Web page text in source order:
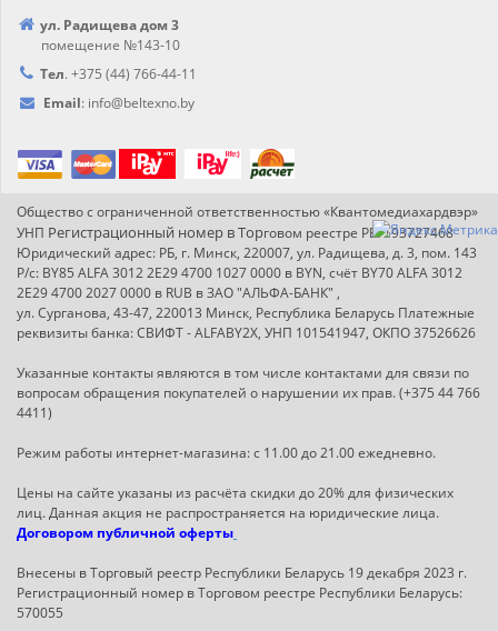
ул. Радищева дом 3
помещение №143-10
Тел. +375 (44) 766-44-11
Email: info@beltexno.by
Общество с ограниченной ответственностью «Квантомедиахардвэр»
УНП Регистрационный номер в Торговом реестре РБ: 193727468
Юридический адрес: РБ, г. Минск, 220007, ул. Радищева, д. 3, пом. 143
Р/с: BY85 ALFA 3012 2E29 4700 1027 0000 в BYN, счёт BY70 ALFA 3012
2E29 4700 2027 0000 в RUB в ЗАО "АЛЬФА-БАНК" ,
ул. Сурганова, 43-47, 220013 Минск, Республика Беларусь Платежные
реквизиты банка: СВИФТ - ALFABY2X, УНП 101541947, ОКПО 37526626
Указанные контакты являются в том числе контактами для связи по
вопросам обращения покупателей о нарушении их прав. (+375 44 766
4411)
Режим работы интернет-магазина: с 11.00 до 21.00 ежедневно.
Цены на сайте указаны из расчёта скидки до 20% для физических
лиц. Данная акция не распространяется на юридические лица.
Договором публичной оферты
Внесены в Торговый реестр Республики Беларусь 19 декабря 2023 г.
Регистрационный номер в Торговом реестре Республики Беларусь:
570055